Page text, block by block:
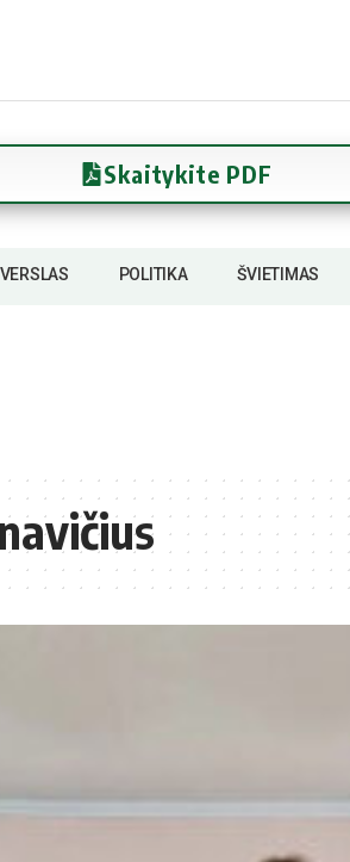
Skaitykite PDF
POLITIKA ŠVIETIMAS